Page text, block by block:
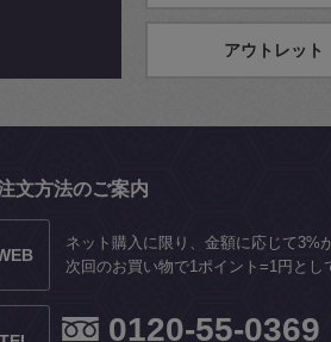
アウトレット
文方法のご案内
ネット購入に限り、金額に応じて3%
次回のお買い物で1ポイント=1円とし
0120-55-0369